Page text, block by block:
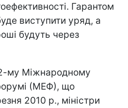
Гарантом
виступити уряд, а
будуть через
му Міжнародному
(МЕФ), що
2010 р., міністри